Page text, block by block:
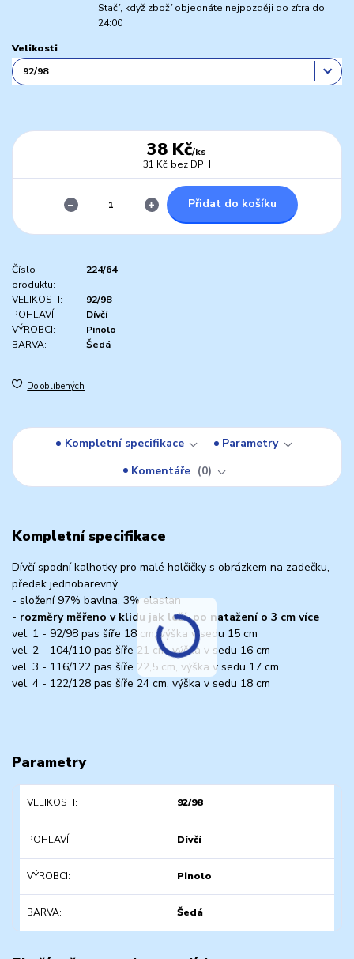
Stačí, když zboží objednáte nejpozději do zítra do
24:00
Velikosti
38 Kč/ks
31 Kč bez DPH
Přidat do košíku
Číslo
produktu:
224/64
VELIKOSTI:
92/98
POHLAVÍ:
Dívčí
VÝROBCI:
Pinolo
BARVA:
Šedá
Do oblíbených
Kompletní specifikace
Parametry
Komentáře
0
Kompletní specifikace
Dívčí spodní kalhotky pro malé holčičky s obrázkem na zadečku,
předek jednobarevný
- složení 97% bavlna, 3% elastan
- rozměry měřeno v klidu jak leží, po natažení o 3 cm více
vel. 1 - 92/98 pas šíře 18 cm, výška v sedu 15 cm
vel. 2 - 104/110 pas šíře 21 cm, výška v sedu 16 cm
vel. 3 - 116/122 pas šíře 22,5 cm, výška v sedu 17 cm
vel. 4 - 122/128 pas šíře 24 cm, výška v sedu 18 cm
Parametry
VELIKOSTI 92/98
POHLAVÍ Dívčí
VÝROBCI Pinolo
BARVA Šedá